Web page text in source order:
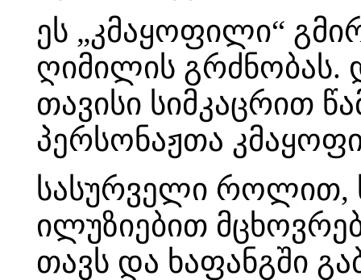
ეს „კმაყოფილი“
ღიმილის
თავისი სიმკაცრით
პერსონაჟთა
სასურველი როლით,
ილუზიებით
თავს და ხაფანგში